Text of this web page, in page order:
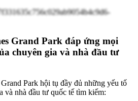
Grand Park đáp ứng mọi
chuyên gia và nhà đầu tư
Park hội tụ đầy đủ những yếu tố
và nhà đầu tư quốc tế tìm kiếm: